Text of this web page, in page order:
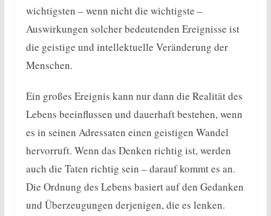
wichtigsten – wenn nicht die wichtigste –
Auswirkungen solcher bedeutenden Ereignisse ist
die geistige und intellektuelle Veränderung der
Menschen.
Ein großes Ereignis kann nur dann die Realität des
Lebens beeinflussen und dauerhaft bestehen, wenn
es in seinen Adressaten einen geistigen Wandel
hervorruft. Wenn das Denken richtig ist, werden
auch die Taten richtig sein – darauf kommt es an.
Die Ordnung des Lebens basiert auf den Gedanken
und Überzeugungen derjenigen, die es lenken.